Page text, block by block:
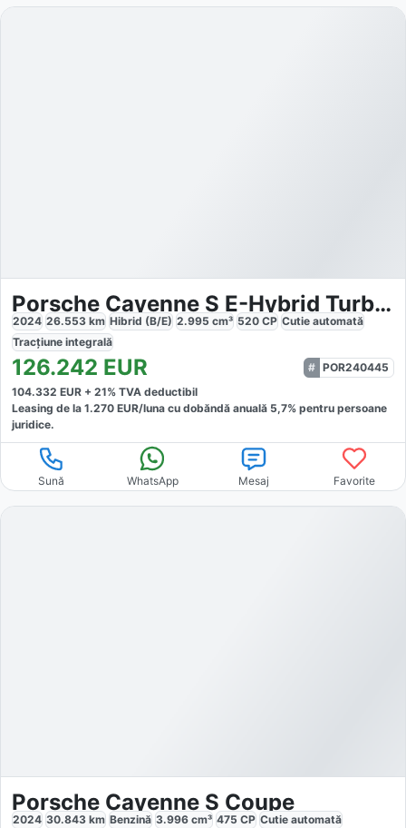
Porsche Cayenne S E-Hybrid Turbo GT
2024 26.553 km Hibrid (B/E) 2.995 cm³ 520 CP Cutie automată
Tracțiune integrală
126.242 EUR
POR240445
104.332 EUR + 21% TVA deductibil
Leasing de la 1.270 EUR/luna cu dobăndă anuală 5,7% pentru persoane
juridice.
Sună WhatsApp Mesaj Favorite
Porsche Cayenne S Coupe
2024 30.843 km Benzină 3.996 cm³ 475 CP Cutie automată